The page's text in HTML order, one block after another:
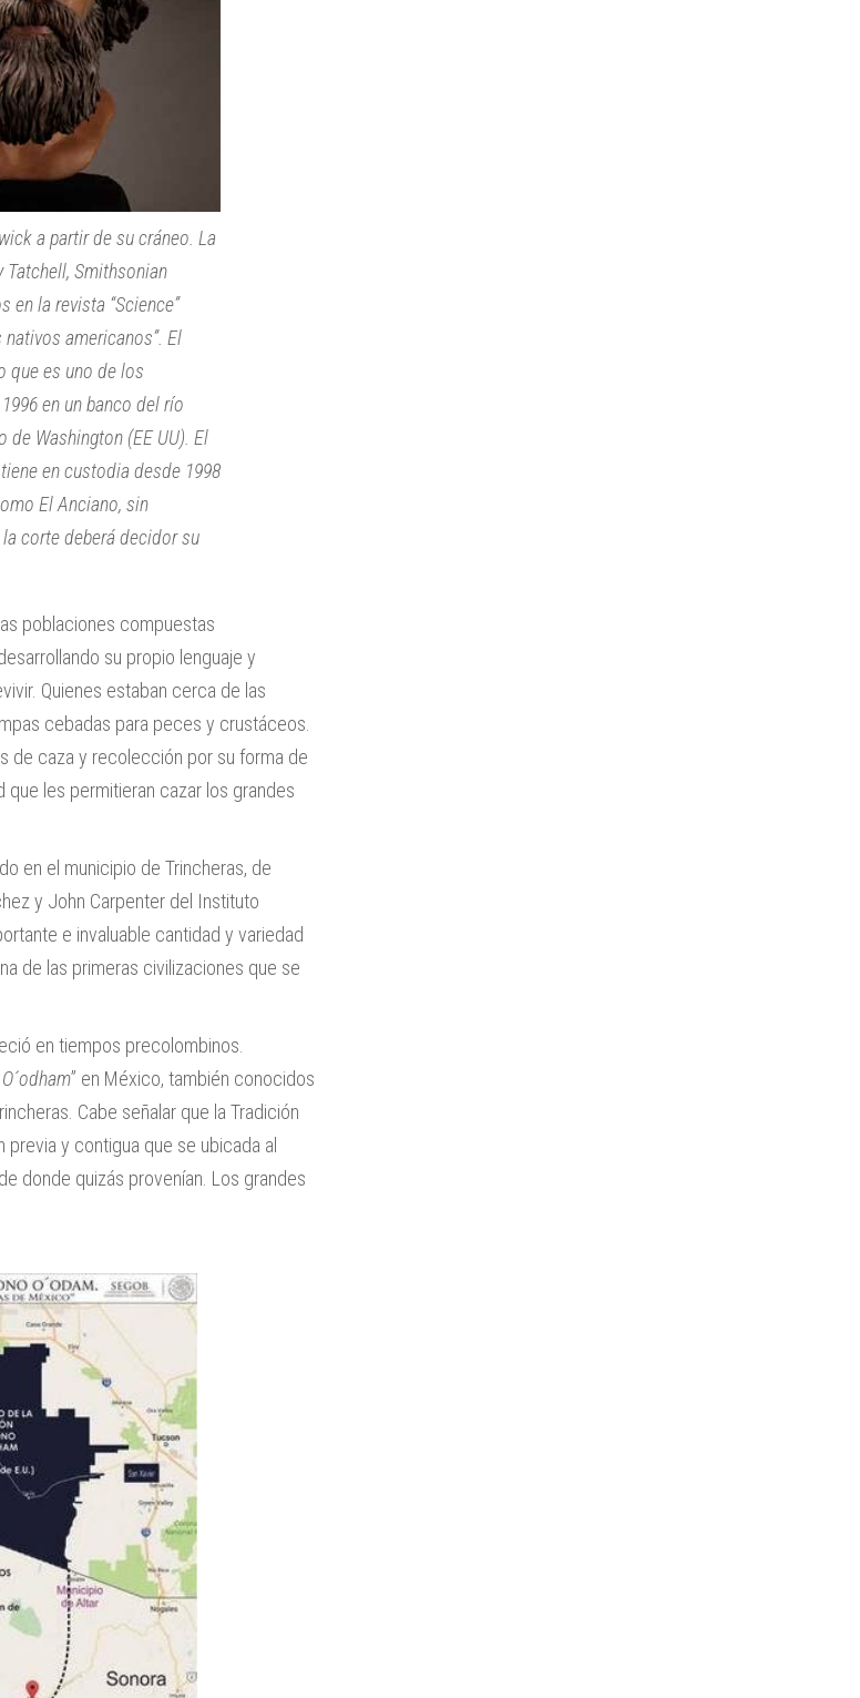
a partir de su cráneo. La
Smithsonian
en la revista “Science”
americanos”. El
que es uno de los
en un banco del río
Washington (EE UU). El
en custodia desde 1998
El Anciano, sin
corte deberá decidor su
poblaciones compuestas
su propio lenguaje y
Quienes estaban cerca de las
cebadas para peces y crustáceos.
de caza y recolección por su forma de
les permitieran cazar los grandes
en el municipio de Trincheras, de
y John Carpenter del Instituto
e invaluable cantidad y variedad
de las primeras civilizaciones que se
en tiempos precolombinos.
” en México, también conocidos
Cabe señalar que la Tradición
y contigua que se ubicada al
donde quizás provenían. Los grandes